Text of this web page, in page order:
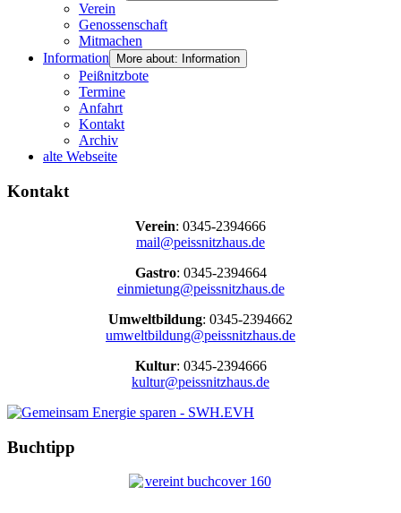
Verein
Genossenschaft
Mitmachen
Information
More about: Information
Peißnitzbote
Termine
Anfahrt
Kontakt
Archiv
alte Webseite
Kontakt
Verein: 0345-2394666
mail@peissnitzhaus.de
Gastro: 0345-2394664
einmietung@peissnitzhaus.de
Umweltbildung: 0345-2394662
umweltbildung@peissnitzhaus.de
Kultur: 0345-2394666
kultur@peissnitzhaus.de
Buchtipp